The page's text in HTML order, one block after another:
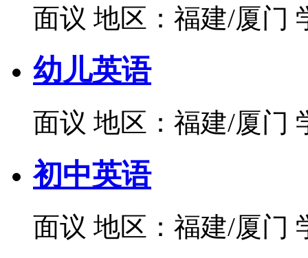
面议 地区：福建/厦门
幼儿英语
面议 地区：福建/厦门
初中英语
面议 地区：福建/厦门